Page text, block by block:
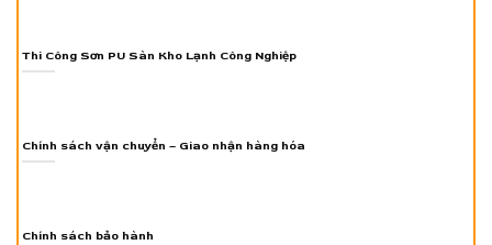
Thi Công Sơn PU Sàn Kho Lạnh Công Nghiệp
Chính sách vận chuyển – Giao nhận hàng hóa
Chính sách bảo hành